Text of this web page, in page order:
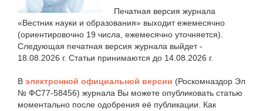
Печатная версия журнала
«Вестник науки и образования» выходит ежемесячно
(ориентировочно 19 числа, ежемесячно уточняется).
Следующая печатная версия журнала выйдет -
18.08.2026 г. Статьи принимаются до 14.08.2026 г.
В электронной официальной версии (Роскомназдор Эл
№ ФС77-58456) журнала Вы можете опубликовать статью
моментально после одобрения её публикации. Как